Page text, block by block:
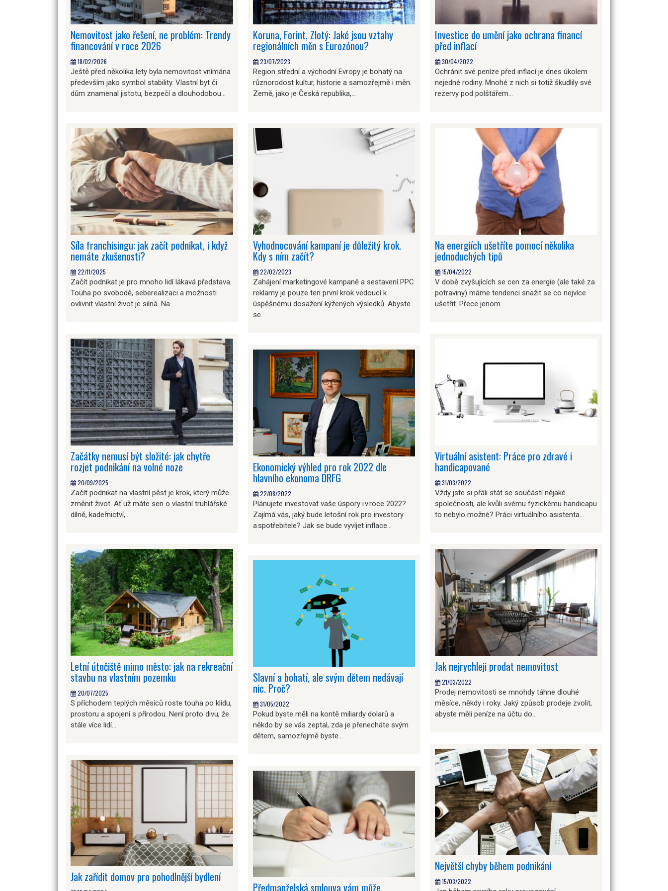
Nemovitost jako řešení, ne problém: Trendy
financování v roce 2026
18/02/2026
Ještě před několika lety byla nemovitost vnímána
především jako symbol stability. Vlastní byt či
dům znamenal jistotu, bezpečí a dlouhodobou…
Síla franchisingu: jak začít podnikat, i když
nemáte zkušenosti?
22/11/2025
Začít podnikat je pro mnoho lidí lákavá představa.
Touha po svobodě, seberealizaci a možnosti
ovlivnit vlastní život je silná. Na…
Začátky nemusí být složité: jak chytře
rozjet podnikání na volné noze
20/09/2025
Začít podnikat na vlastní pěst je krok, který může
změnit život. Ať už máte sen o vlastní truhlářské
dílně, kadeřnictví,…
Letní útočiště mimo město: jak na rekreační
stavbu na vlastním pozemku
20/07/2025
S příchodem teplých měsíců roste touha po klidu,
prostoru a spojení s přírodou. Není proto divu, že
stále více lidí…
Jak zařídit domov pro pohodlnější bydlení
Koruna, Forint, Zlotý: Jaké jsou vztahy
regionálních měn s Eurozónou?
23/07/2023
Region střední a východní Evropy je bohatý na
různorodost kultur, historie a samozřejmě i měn.
Země, jako je Česká republika,…
Vyhodnocování kampaní je důležitý krok.
Kdy s ním začít?
22/02/2023
Zahájení marketingové kampaně a sestavení PPC
reklamy je pouze ten první krok vedoucí k
úspěšnému dosažení kýžených výsledků. Abyste
se…
Ekonomický výhled pro rok 2022 dle
hlavního ekonoma DRFG
22/08/2022
Plánujete investovat vaše úspory i v roce 2022?
Zajímá vás, jaký bude letošní rok pro investory
a spotřebitele? Jak se bude vyvíjet inflace…
Slavní a bohatí, ale svým dětem nedávají
nic. Proč?
31/05/2022
Pokud byste měli na kontě miliardy dolarů a
někdo by se vás zeptal, zda je přenecháte svým
dětem, samozřejmě byste…
Předmanželská smlouva vám může
Investice do umění jako ochrana financí
před inflací
30/04/2022
Ochránit své peníze před inflací je dnes úkolem
nejedné rodiny. Mnohé z nich si totiž škudlily své
rezervy pod polštářem…
Na energiích ušetříte pomocí několika
jednoduchých tipů
15/04/2022
V době zvyšujících se cen za energie (ale také za
potraviny) máme tendenci snažit se co nejvíce
ušetřit. Přece jenom…
Virtuální asistent: Práce pro zdravé i
handicapované
31/03/2022
Vždy jste si přáli stát se součástí nějaké
společnosti, ale kvůli svému fyzickému handicapu
to nebylo možné? Práci virtuálního asistenta…
Jak nejrychleji prodat nemovitost
21/03/2022
Prodej nemovitosti se mnohdy táhne dlouhé
měsíce, někdy i roky. Jaký způsob prodeje zvolit,
abyste měli peníze na účtu do…
Největší chyby během podnikání
15/03/2022